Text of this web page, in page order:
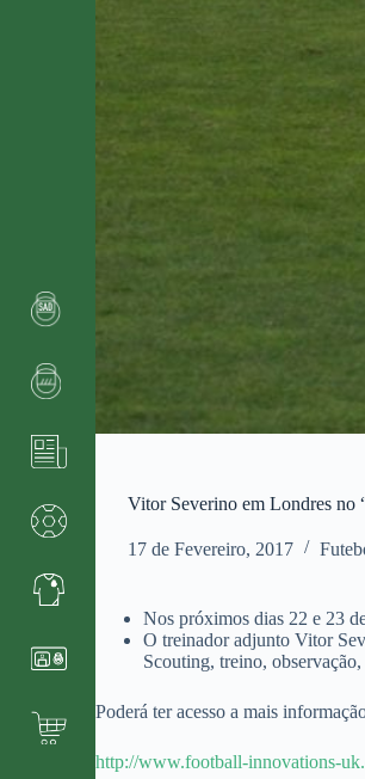
Vitor Severino em Londres
17 de Fevereiro, 2017
Nos próximos dias 22 e 23
O treinador adjunto Vitor
Scouting, treino,
Poderá ter acesso a mais
http://www.football-innovations-